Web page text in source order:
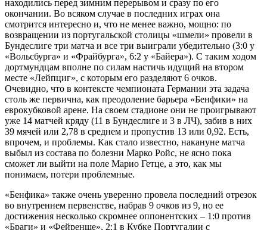
находились перед зимним перерывом и сразу по его
окончании. Во всяком случае в последних играх она
смотрится интересно и, что не менее важно, мощно: по
возвращении из португальской столицы «шмели» провели в
Бундеслиге три матча и все три выиграли убедительно (3:0 у
«Вольсбурга» и «Фрайбурга», 6:2 у «Байера»). С таким ходом
дортмундцам вполне по силам настичь идущий на втором
месте «Лейпциг», с которым его разделяют 6 очков.
Очевидно, что в контексте чемпионата Германии эта задача
столь же первична, как преодоление барьера «Бенфики» на
еврокубковой арене. На своем стадионе они не проигрывают
уже 14 матчей кряду (11 в Бундеслиге и 3 в ЛЧ), забив в них
39 мячей или 2,78 в среднем и пропустив 13 или 0,92. Есть,
впрочем, и проблемы. Как стало известно, накануне матча
выбыл из состава по болезни Марко Ройс, не ясно пока
сможет ли выйти на поле Марио Гетце, а это, как мы
понимаем, потери проблемные.
«Бенфика» также очень уверенно провела последний отрезок
во внутреннем первенстве, набрав 9 очков из 9, но ее
достижения несколько скромнее оппонентских – 1:0 против
«Браги» и «Фейренше», 2:1 в Кубке Португалии с